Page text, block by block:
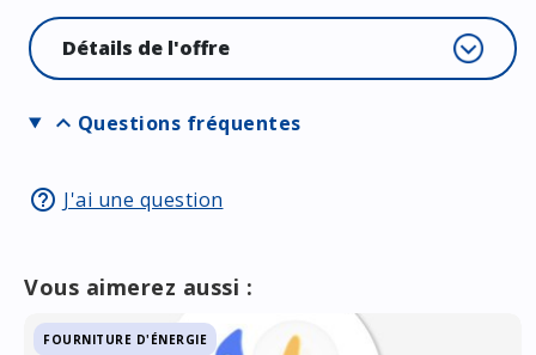
Détails de l'offre
expand_more Questions fréquentes
help_outline J'ai une question
Vous aimerez aussi :
FOURNITURE D'ÉNERGIE